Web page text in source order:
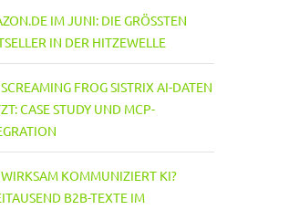
IM JUNI: DIE GRÖSSTEN B
IN DER HITZEWELLE
FROG SISTRIX AI-DATEN
CASE STUDY UND MCP-
KOMMUNIZIERT KI?
B2B-TEXTE IM